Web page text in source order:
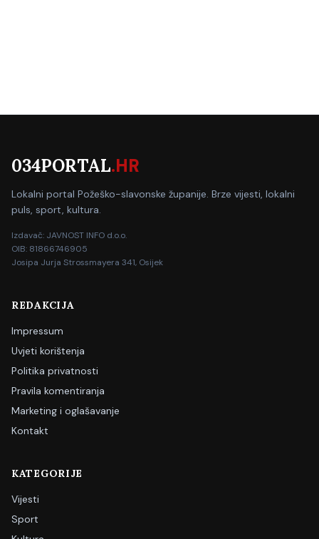
034PORTAL.HR
Lokalni portal Požeško-slavonske županije. Brze vijesti, lokalni
puls, sport, kultura.
Izdavač: JAVNOST INFO d.o.o.
OIB: 81866746905
Josipa Jurja Strossmayera 341, Osijek
REDAKCIJA
Impressum
Uvjeti korištenja
Politika privatnosti
Pravila komentiranja
Marketing i oglašavanje
Kontakt
KATEGORIJE
Vijesti
Sport